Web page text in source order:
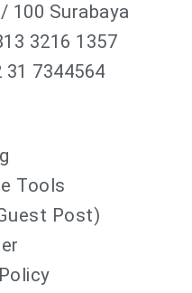
100 Surabaya
3216 1357
31 7344564
Tools
Post)